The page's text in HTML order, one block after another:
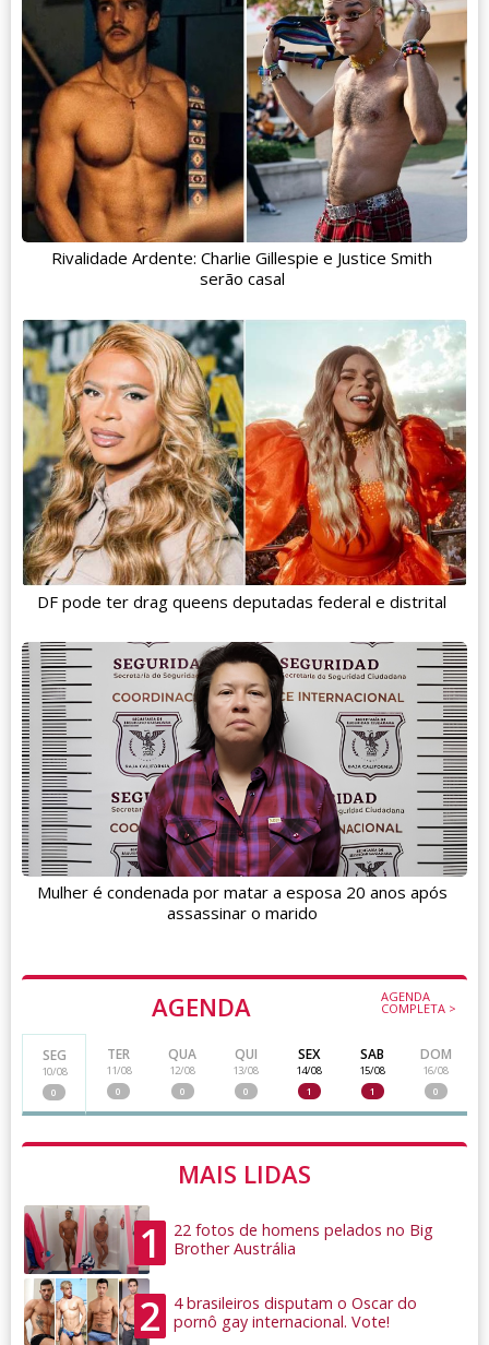
AGENDA AGENDA
COMPLETA >
SEG
10/08
0
TER
11/08
0
QUA
12/08
0
QUI
13/08
0
SEX
14/08
1
SAB
15/08
1
DOM
16/08
0
MAIS LIDAS
1
22 fotos de homens pelados no Big
Brother Austrália
2
4 brasileiros disputam o Oscar do
pornô gay internacional. Vote!
Rivalidade Ardente: Charlie Gillespie e Justice Smith
serão casal
DF pode ter drag queens deputadas federal e distrital
Mulher é condenada por matar a esposa 20 anos após
assassinar o marido